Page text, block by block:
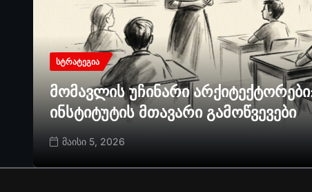
ᲡᲢᲠᲐᲢᲔᲒᲘᲐ
მომავლის უჩინარი
ინსტიტუტის მთავარი გამოწვევები
მაისი 5, 2026